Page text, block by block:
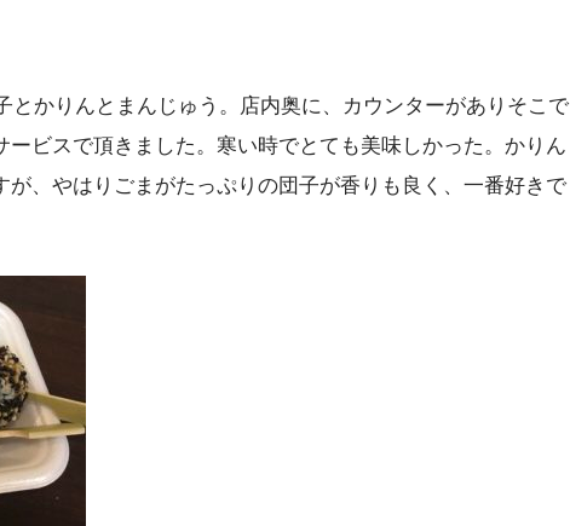
かりんとまんじゅう。店内奥に、カウンターがありそこで
ビスで頂きました。寒い時でとても美味しかった。かりん
が、やはりごまがたっぷりの団子が香りも良く、一番好きで